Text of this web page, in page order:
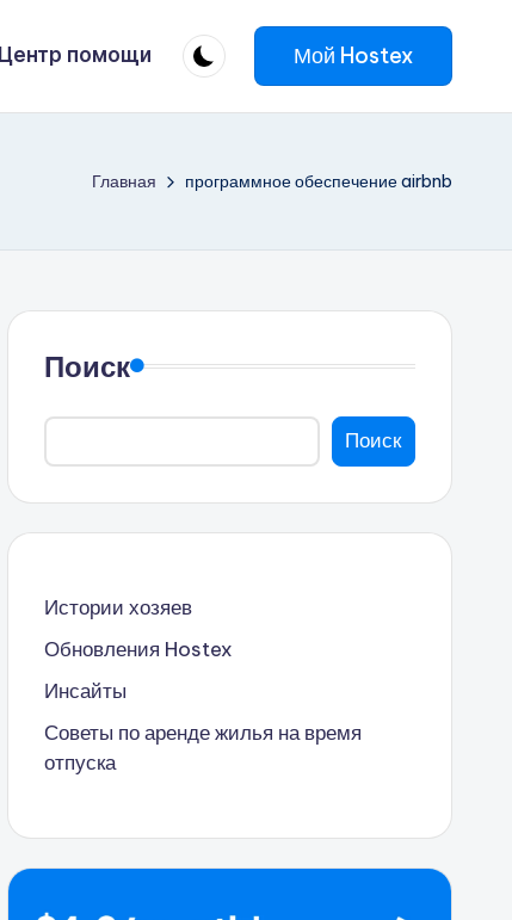
Центр помощи Мой Hostex
Главная программное обеспечение airbnb
Поиск
Поиск
Истории хозяев
Обновления Hostex
Инсайты
Советы по аренде жилья на время
отпуска